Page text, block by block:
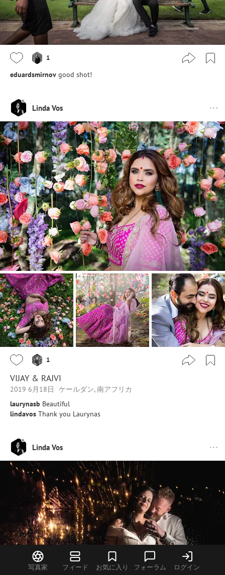
写真家 フィード お気に入り フォーラム ログイン
1
eduardsmirnov good shot!
Linda Vos
1
VIJAY & RAJVI
2019 6月18日
ケールダン, 南アフリカ
laurynasb Beautiful
lindavos Thank you Laurynas
Linda Vos